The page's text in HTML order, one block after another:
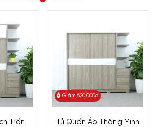
Trần
Giảm 620.000đ
Tủ Quần Áo Thông Minh